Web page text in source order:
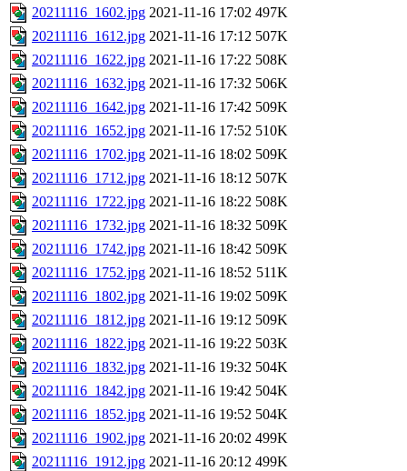
20211116_1602.jpg 2021-11-16 17:02 497K
20211116_1612.jpg 2021-11-16 17:12 507K
20211116_1622.jpg 2021-11-16 17:22 508K
20211116_1632.jpg 2021-11-16 17:32 506K
20211116_1642.jpg 2021-11-16 17:42 509K
20211116_1652.jpg 2021-11-16 17:52 510K
20211116_1702.jpg 2021-11-16 18:02 509K
20211116_1712.jpg 2021-11-16 18:12 507K
20211116_1722.jpg 2021-11-16 18:22 508K
20211116_1732.jpg 2021-11-16 18:32 509K
20211116_1742.jpg 2021-11-16 18:42 509K
20211116_1752.jpg 2021-11-16 18:52 511K
20211116_1802.jpg 2021-11-16 19:02 509K
20211116_1812.jpg 2021-11-16 19:12 509K
20211116_1822.jpg 2021-11-16 19:22 503K
20211116_1832.jpg 2021-11-16 19:32 504K
20211116_1842.jpg 2021-11-16 19:42 504K
20211116_1852.jpg 2021-11-16 19:52 504K
20211116_1902.jpg 2021-11-16 20:02 499K
20211116_1912.jpg 2021-11-16 20:12 499K